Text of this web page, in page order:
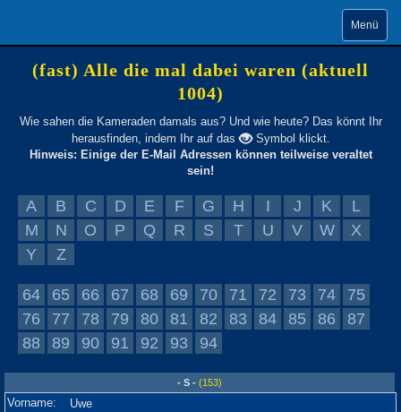
Menü
(fast) Alle die mal dabei waren (aktuell
1004)
Wie sahen die Kameraden damals aus? Und wie heute? Das könnt Ihr
herausfinden, indem Ihr auf das
Symbol klickt.
Hinweis: Einige der E-Mail Adressen können teilweise veraltet
sein!
A B C D E F G H I J K
L
M
N O P Q R S T U V W
X
Y
Z
64 65 66 67 68 69 70 71 72 73 74
75
76
77 78 79 80 81 82 83 84 85 86
87
88
89 90 91 92 93 94
- S - (153)
Uwe